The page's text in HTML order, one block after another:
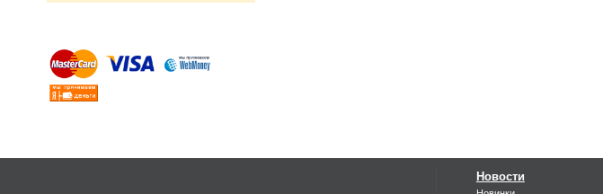
Новости